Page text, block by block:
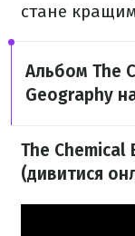
стане
Альбом The
Geography
The Chemical
(дивитися